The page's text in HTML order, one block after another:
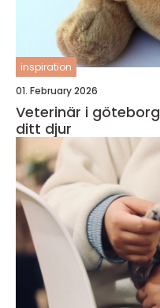
inspiration
01. February 2026
Veterinär i göteborg så väljer du rätt vård för
ditt djur